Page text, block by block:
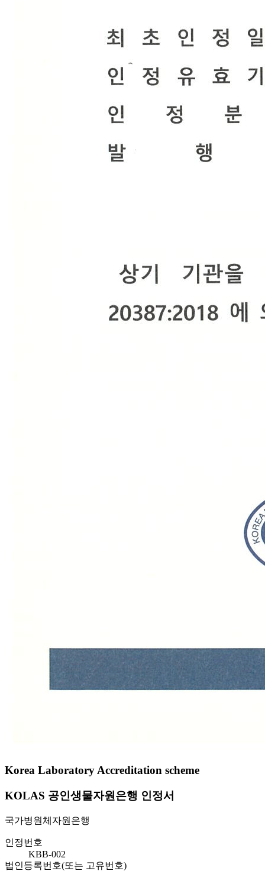
Korea Laboratory Accreditation scheme
KOLAS 공인생물자원은행 인정서
국가병원체자원은행
인정번호
KBB-002
법인등록번호(또는 고유번호)